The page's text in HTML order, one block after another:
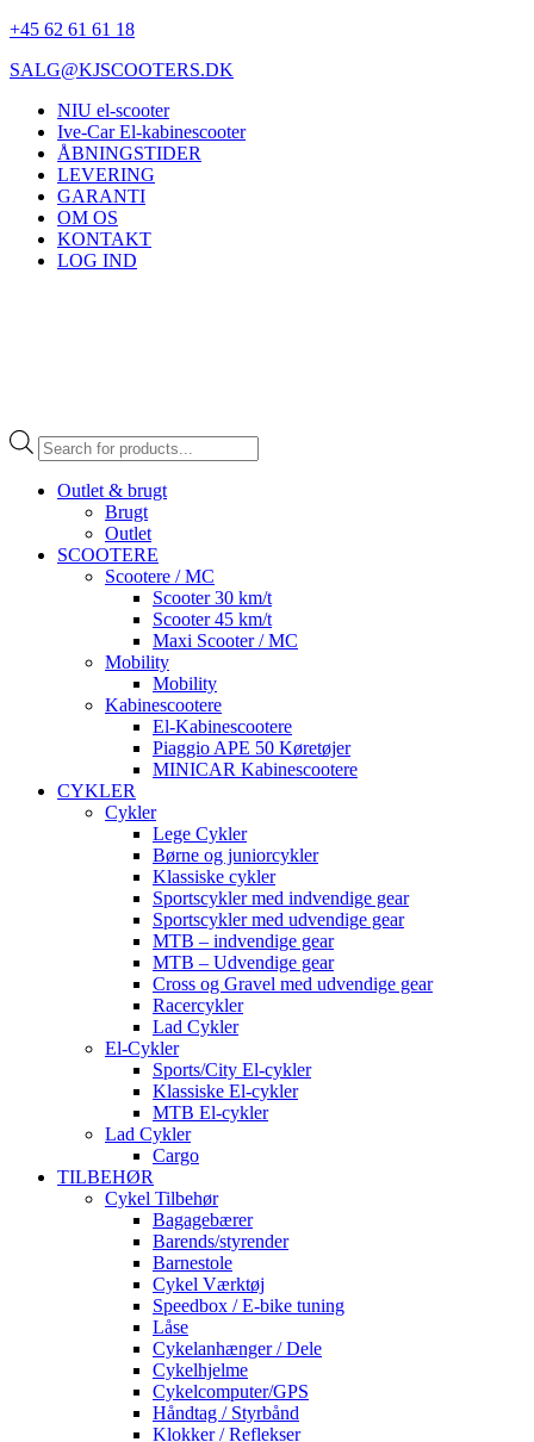
+45 62 61 61 18
SALG@KJSCOOTERS.DK
NIU el-scooter
Ive-Car El-kabinescooter
ÅBNINGSTIDER
LEVERING
GARANTI
OM OS
KONTAKT
LOG IND
Products
search
Outlet & brugt
Brugt
Outlet
SCOOTERE
Scootere / MC
Scooter 30 km/t
Scooter 45 km/t
Maxi Scooter / MC
Mobility
Mobility
Kabinescootere
El-Kabinescootere
Piaggio APE 50 Køretøjer
MINICAR Kabinescootere
CYKLER
Cykler
Lege Cykler
Børne og juniorcykler
Klassiske cykler
Sportscykler med indvendige gear
Sportscykler med udvendige gear
MTB – indvendige gear
MTB – Udvendige gear
Cross og Gravel med udvendige gear
Racercykler
Lad Cykler
El-Cykler
Sports/City El-cykler
Klassiske El-cykler
MTB El-cykler
Lad Cykler
Cargo
TILBEHØR
Cykel Tilbehør
Bagagebærer
Barends/styrender
Barnestole
Cykel Værktøj
Speedbox / E-bike tuning
Låse
Cykelanhænger / Dele
Cykelhjelme
Cykelcomputer/GPS
Håndtag / Styrbånd
Klokker / Reflekser